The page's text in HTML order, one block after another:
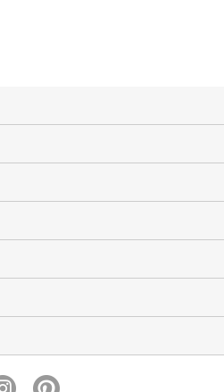
て
ポート
ト
一覧
ーメンテナンスについて (3)